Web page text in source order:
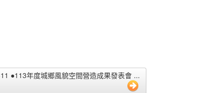
●113年度城鄉風貌空間營造成果發表會 ...